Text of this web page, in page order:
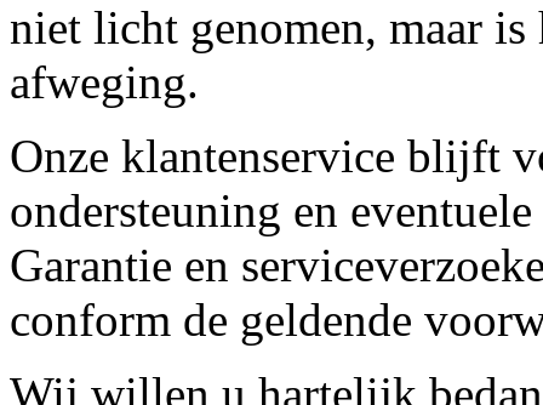
niet licht genomen, maar
afweging.
Onze klantenservice blijft
ondersteuning en
Garantie en
conform de geldende
Wij willen u hartelijk